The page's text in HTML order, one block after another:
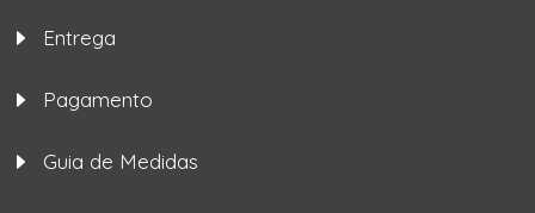
Entrega
Pagamento
Guia de Medidas